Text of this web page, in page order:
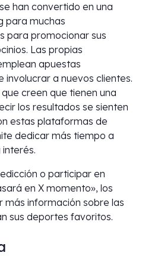
han convertido en una
para muchas
para promocionar sus
Las propias
apuestas
a nuevos clientes.
creen que tienen una
los resultados se sienten
estas plataformas de
dedicar más tiempo a
interés.
o participar en
en X momento», los
información sobre las
sus deportes favoritos.